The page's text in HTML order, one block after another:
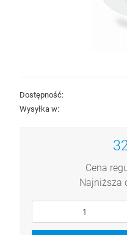
Dostępność:
Wysyłka w:
Cena
Najniższa